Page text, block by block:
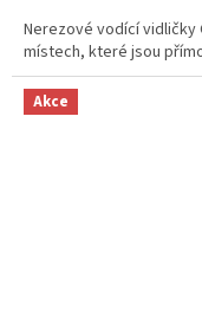
Nerezové vodící vidličky
místech, které jsou
Akce